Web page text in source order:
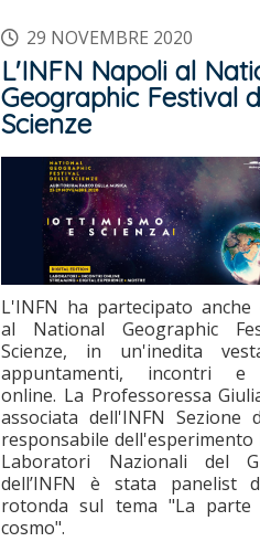
29 NOVEMBRE 2020
L'INFN Napoli al
Geographic Festival
Scienze
L'INFN ha partecipato anche
al National Geographic
Scienze, in un'inedita
appuntamenti, incontri e
online. La Professoressa
associata dell'INFN Sezione
responsabile dell'esperimento
Laboratori Nazionali del
dell’INFN è stata panelist
rotonda sul tema "La parte
cosmo".